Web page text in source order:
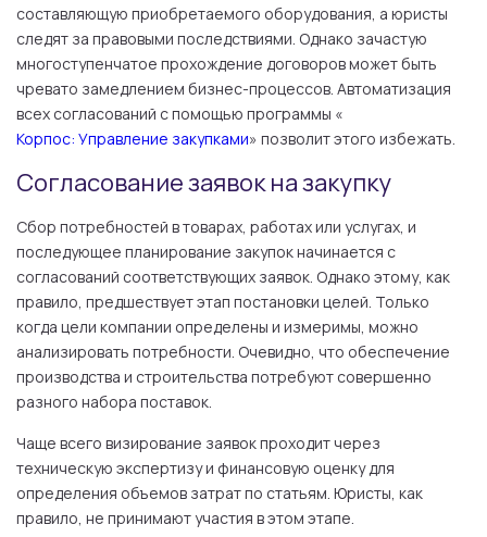
составляющую приобретаемого оборудования, а юристы
следят за правовыми последствиями. Однако зачастую
многоступенчатое прохождение договоров может быть
чревато замедлением бизнес-процессов. Автоматизация
всех согласований с помощью программы «
Корпос: Управление закупками» позволит этого избежать.
Согласование заявок на закупку
Сбор потребностей в товарах, работах или услугах, и
последующее планирование закупок начинается с
согласований соответствующих заявок. Однако этому, как
правило, предшествует этап постановки целей. Только
когда цели компании определены и измеримы, можно
анализировать потребности. Очевидно, что обеспечение
производства и строительства потребуют совершенно
разного набора поставок.
Чаще всего визирование заявок проходит через
техническую экспертизу и финансовую оценку для
определения объемов затрат по статьям. Юристы, как
правило, не принимают участия в этом этапе.